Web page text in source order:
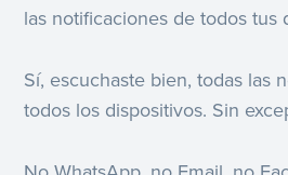
las notificaciones de todos tus
Sí, escuchaste bien, todas las
todos los dispositivos. Sin